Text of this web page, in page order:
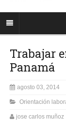
Trabajar
Panamá
agosto 03, 2014
Orientación
jose carlos muñoz